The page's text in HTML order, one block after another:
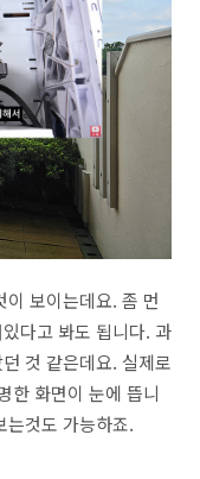
보이는데요. 좀 먼
다고 봐도 됩니다. 과
것 같은데요. 실제로
한 화면이 눈에 뜹니
는것도 가능하죠.